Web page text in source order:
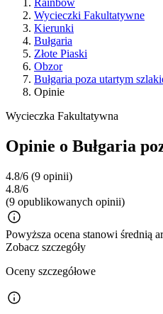
Rainbow
Wycieczki Fakultatywne
Kierunki
Bułgaria
Złote Piaski
Obzor
Bułgaria poza utartym
Opinie
Wycieczka Fakultatywna
Opinie o Bułgaria
4.8/6 (9 opinii)
4.8/6
(9 opublikowanych opinii)
Powyższa ocena stanowi średnią
Zobacz szczegóły
Oceny szczegółowe